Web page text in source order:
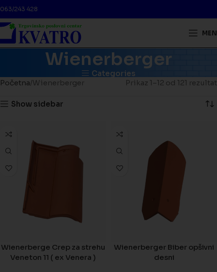
063/243 428
Wienerberger
Categories
Početna Wienerberger Prikaz 1–12 od 121 rezultat
Show sidebar
Wienerberge Crep za strehu
Veneton 11 ( ex Venera )
Wienerberger Biber opšivni
desni